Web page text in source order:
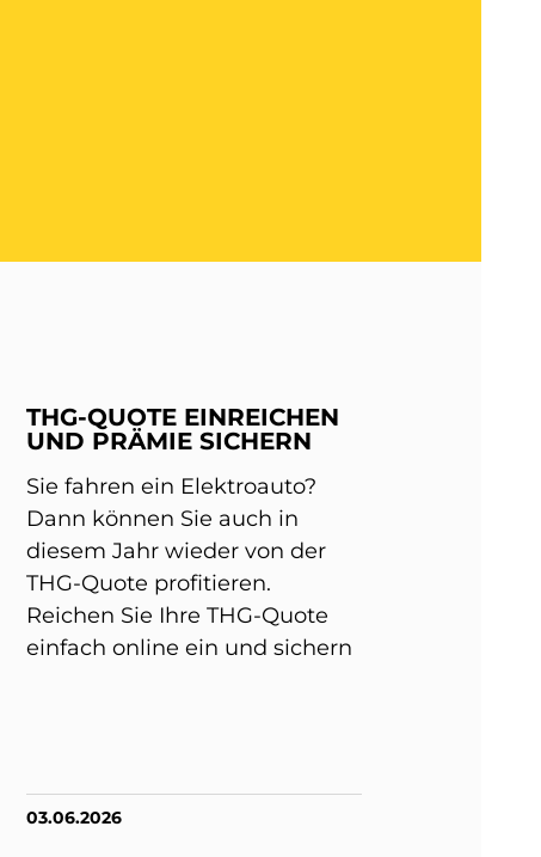
THG-QUOTE EINREICHEN
UND PRÄMIE SICHERN
Sie fahren ein Elektroauto?
Dann können Sie auch in
diesem Jahr wieder von der
THG-Quote profitieren.
Reichen Sie Ihre THG-Quote
einfach online ein und sichern
03.06.2026